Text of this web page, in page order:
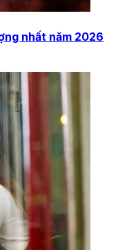
nhất năm 2026